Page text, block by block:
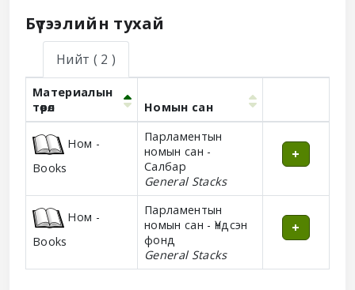
Бүтээлийн тухай
Нийт ( 2 )
Материалын
төрөл
Номын сан
Ном -
Books
Парламентын
номын сан -
Салбар
General Stacks
Ном -
Books
Парламентын
номын сан - Үндсэн
фонд
General Stacks